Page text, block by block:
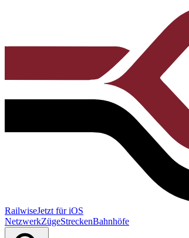
RailwiseJetzt für iOS
NetzwerkZügeStreckenBahnhöfe